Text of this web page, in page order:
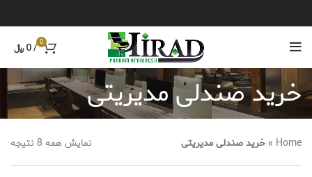
0
/
0 ﷼
خرید صندلی مدیریتی
Home
» خرید صندلی مدیریتی نمایش همه 8 نتیجه